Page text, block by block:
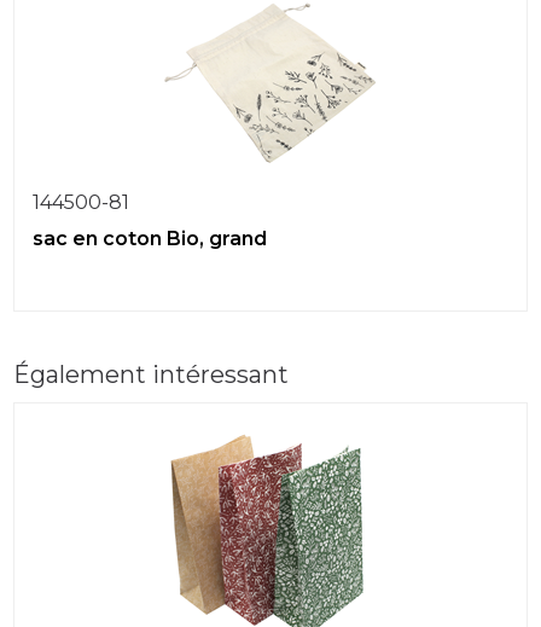
144500-81
sac en coton Bio, grand
Également intéressant